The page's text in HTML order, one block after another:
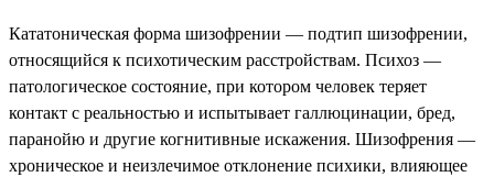
Кататоническая форма шизофрении — подтип шизофрении,
относящийся к психотическим расстройствам. Психоз —
патологическое состояние, при котором человек теряет
контакт с реальностью и испытывает галлюцинации, бред,
паранойю и другие когнитивные искажения. Шизофрения —
хроническое и неизлечимое отклонение психики, влияющее